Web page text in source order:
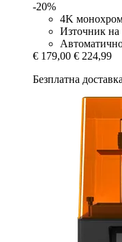
-20%
4K
Източник на
€ 179,00 € 224,99
Безплатна